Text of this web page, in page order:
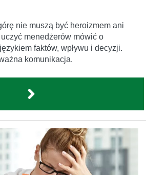
nie muszą być heroizmem ani
menedżerów mówić o
faktów, wpływu i decyzji.
komunikacja.